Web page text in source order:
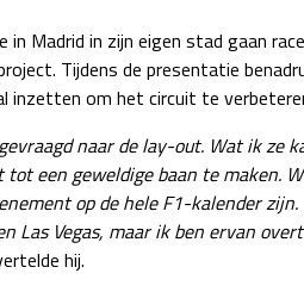
in Madrid in zijn eigen stad gaan
Tijdens de presentatie
inzetten om het circuit te
naar de lay-out. Wat ik ze
een geweldige baan te maken.
op de hele F1-kalender
Las Vegas, maar ik ben ervan
hij.